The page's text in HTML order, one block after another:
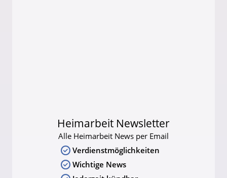
Heimarbeit Newsletter
Alle Heimarbeit News per Email
Verdienstmöglichkeiten
Wichtige News